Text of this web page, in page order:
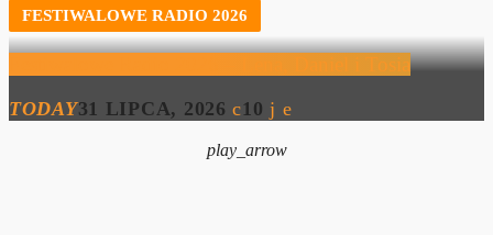
FESTIWALOWE RADIO 2026
Festiwalowe Radio 2026 – Lena, Daniel i Tosia
TODAY31 LIPCA, 2026 10
play_arrow